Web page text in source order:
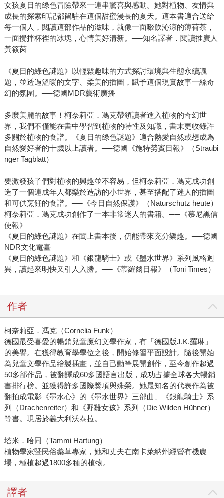
女孩夏日的綠色冒險帶來一連串驚喜與感動。她對植物、友情與
成長的探索印記都留駐在這個甜蜜漫長的夏天。這本書適合送給
每一個人，閱讀這部作品的滋味，就像一面啜飲沁涼的薄荷茶，
一面攪拌杯裡的冰塊，心情美好清新。──知名譯者．閱讀推廣人
黃筱茵
《夏日的綠色謎題》以輕鬆趣味的方式探討環境與生態永續議
題，並透過溫暖的文字、柔美的插圖，賦予這個現實故事一絲奇
幻的氛圍。──德國MDR藝術廣播
多麼美麗的故事！柯奈莉亞．馮克帶領讀者進入植物的奇幻世
界，我們不僅能在書中學習到植物的特性及知識，書末更收錄許
多關於植物的食譜。《夏日的綠色謎題》適合熱愛自然或想成為
自然愛好者的十歲以上讀者。──德國《施特勞賓日報》（Straubi
nger Tagblatt）
要激發孩子們對植物的興趣並不容易，但柯奈莉亞．馮克成功創
造了一個連成年人都樂於造訪的小世界，甚至搭配了迷人的插圖
和可供烹飪的食譜。──《今日自然保護》（Naturschutz heute）
柯奈莉亞．馮克成功創作了一本非常迷人的書籍。──《慕尼黑信
使報》
《夏日的綠色謎題》在闔上書本後，仍能帶來充分樂趣。──德國
NDR文化電臺
《夏日的綠色謎題》和《銀龍騎士》或《墨水世界》系列風格迥
異，讀起來明快又引人入勝。──《蒂羅爾日報》（Toni Times）
作者
柯奈莉亞．馮克（Cornelia Funk）
德國最受喜愛的暢銷兒童魔幻文學作家，有「德國版J.K.羅琳」
的美譽。在獲得教育學學位之後，開始修習平面設計。隨後開始
為兒童文學作品繪製插畫，並自己動筆展開創作，至今創作超過
50多部作品，被翻譯成60多國語言出版，成功占據全球各大暢銷
書排行榜。並獲得許多國際獎項與殊榮。她最知名的代表作為被
翻拍成電影《墨水心》的《墨水世界》三部曲、《銀龍騎士》系
列（Drachenreiter）和《野雞女孩》系列（Die Wilden Hühner）
等書。現居於義大利沃泰拉。
塔米．哈同（Tammi Hartung）
植物學家暨民俗藥草專家，她和丈夫在南卡萊納州經營有機農
場，種植超過1800多種的植物。
譯者